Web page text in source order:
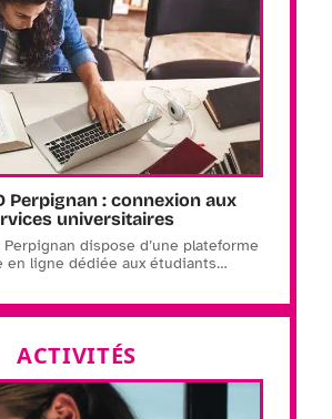
Perpignan : connexion aux
universitaires
Perpignan dispose d’une plateforme
en ligne dédiée aux étudiants…
ACTIVITÉS